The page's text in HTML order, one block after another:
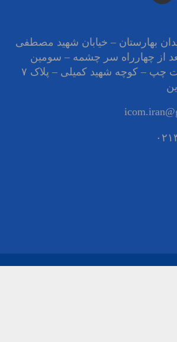
Load More
بهارستان – خیابان شهید مصطفی
از چهارراه سر چشمه – سومین
کوچه سمت چپ – کوچه شهید کمیلی – پلاک ۷